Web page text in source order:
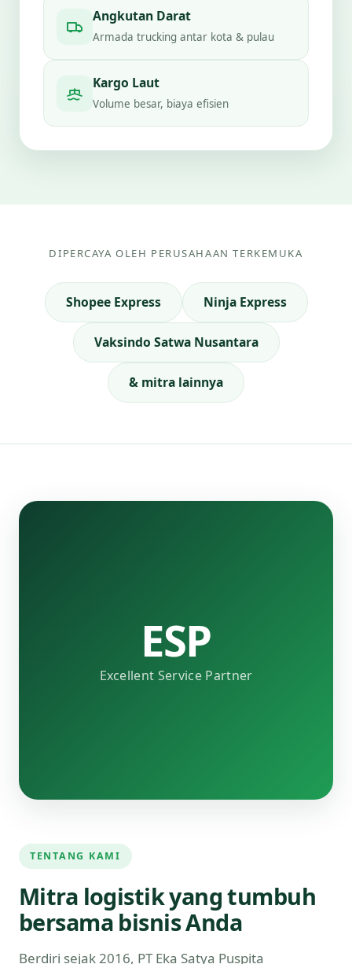
Angkutan Darat
Armada trucking antar kota & pulau
Kargo Laut
Volume besar, biaya efisien
DIPERCAYA OLEH PERUSAHAAN TERKEMUKA
Shopee Express Ninja Express
Vaksindo Satwa Nusantara
& mitra lainnya
ESP
Excellent Service Partner
TENTANG KAMI
Mitra logistik yang tumbuh
bersama bisnis Anda
Berdiri sejak 2016, PT Eka Satya Puspita